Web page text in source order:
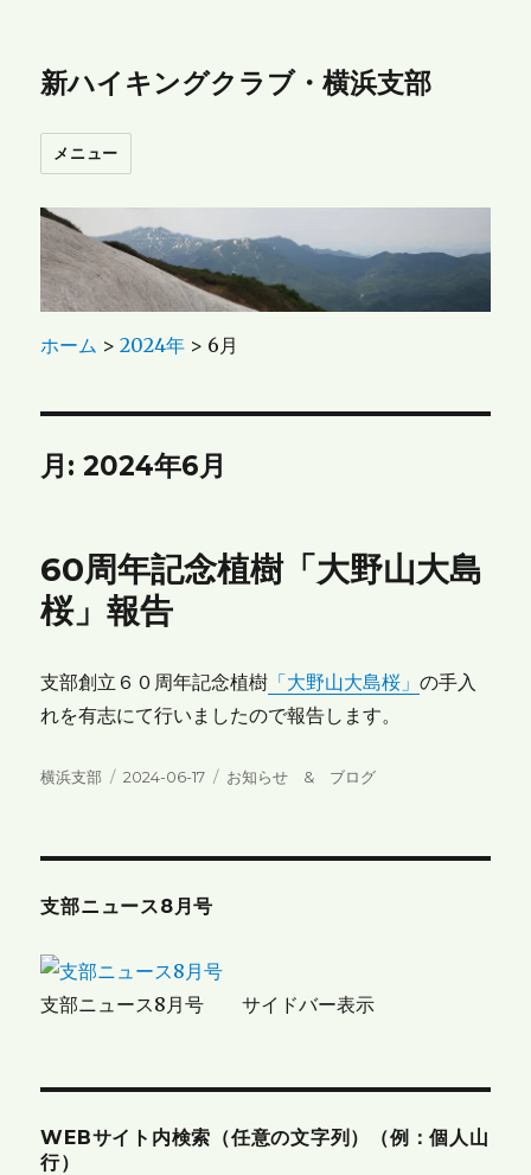
新ハイキングクラブ・横浜支部
メニュー
ホーム >2024年 > 6月
月:2024年6月
60周年記念植樹「大野山大島
桜」報告
支部創立６０周年記念植樹 「大野山大島桜」の手入
れを有志にて行いましたので報告します。
投
横浜支部
投
2024-06-17
カ
お知らせ & ブログ
支部ニュース8月号
支部ニュース8月号 サイドバー表示
WEBサイト内検索（任意の文字列）（例：個人山
行）